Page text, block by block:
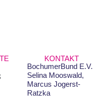
FAQS
DATENSCHUTZ
KONTAKT
BochumerBund E.V.
Selina Mooswald,
Marcus Jogerst-
Ratzka